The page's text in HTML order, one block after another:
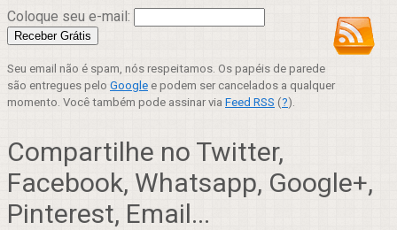
Coloque seu e-mail:
Seu email não é spam, nós respeitamos. Os papéis de parede
são entregues pelo Google e podem ser cancelados a qualquer
momento. Você também pode assinar via Feed RSS (?).
Compartilhe no Twitter,
Facebook, Whatsapp, Google+,
Pinterest, Email...